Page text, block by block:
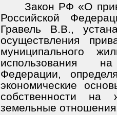
Закон РФ «О
Российской
Гравель В.В.,
осуществления
муниципального
использования
Федерации,
экономические
собственности
земельные